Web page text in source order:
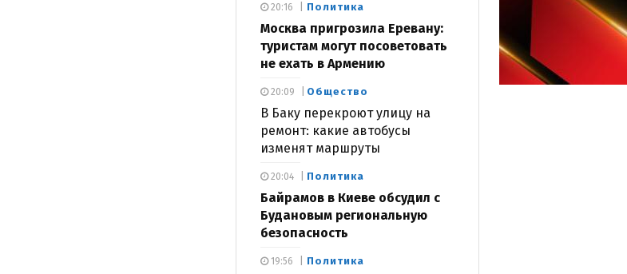
Политика
Москва пригрозила Еревану:
туристам могут посоветовать
не ехать в Армению
20:16
Общество
В Баку перекроют улицу на
ремонт: какие автобусы
изменят маршруты
20:09
Политика
Байрамов в Киеве обсудил с
Будановым региональную
безопасность
20:04
Политика
19:56